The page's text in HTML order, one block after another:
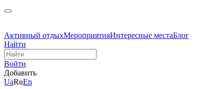
Активный отдыхМероприятияИнтересные местаБлог
Найти
Войти
Добавить
UaRuEn